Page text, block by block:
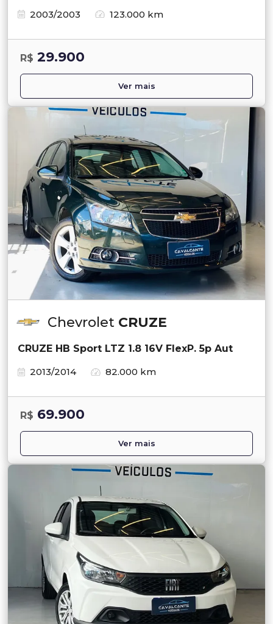
2003/2003
123.000 km
R$ 29.900
Ver mais
Chevrolet CRUZE
CRUZE HB Sport LTZ 1.8 16V FlexP. 5p Aut
2013/2014
82.000 km
R$ 69.900
Ver mais